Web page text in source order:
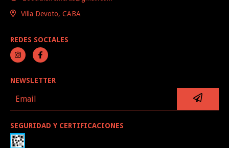
Villa Devoto, CABA
REDES SOCIALES
NEWSLETTER
SEGURIDAD Y CERTIFICACIONES